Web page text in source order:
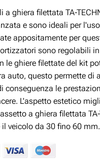
a ghiera filettata TA-
e sono ideali per
appositamente per
sono regolabili
le ghiere filettate del kit
auto, questo permette di
conseguenza le
L'aspetto estetico
a ghiera filettata TA-
veicolo da 30 fino 60